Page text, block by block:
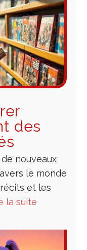
des
nouveaux
le monde
et les
la suite